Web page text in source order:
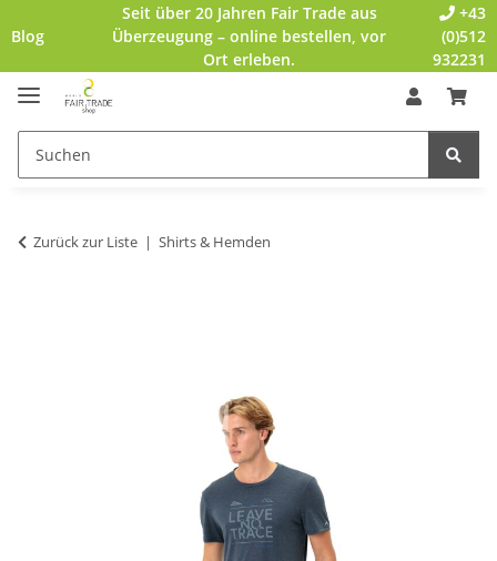
Blog
Seit über 20 Jahren Fair Trade aus
Überzeugung – online bestellen, vor
Ort erleben.
+43
(0)512
932231
Zurück zur Liste Shirts & Hemden